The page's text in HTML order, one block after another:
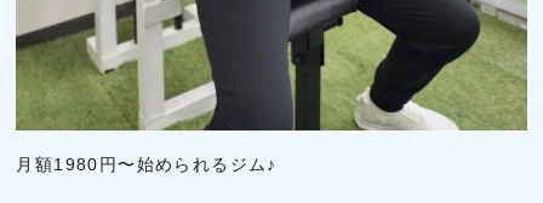
月額1980円〜始められるジム♪